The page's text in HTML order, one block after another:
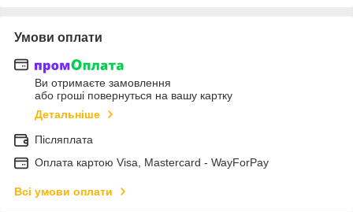
Умови оплати
Ви отримаєте замовлення
або гроші повернуться на вашу картку
Детальніше
Післяплата
Оплата картою Visa, Mastercard - WayForPay
Всі умови оплати